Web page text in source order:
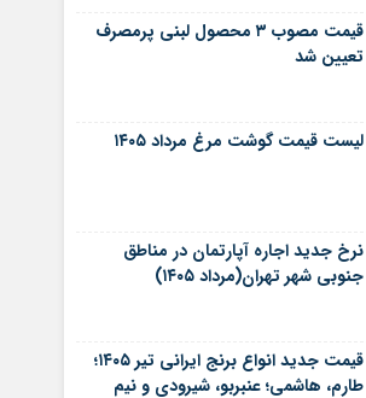
قیمت مصوب ۳ محصول لبنی پرمصرف
تعیین شد
لیست قیمت گوشت مرغ مرداد ۱۴۰۵
نرخ جدید اجاره آپارتمان در مناطق
جنوبی شهر تهران(مرداد ۱۴۰۵)
قیمت جدید انواع برنج ایرانی تیر ۱۴۰۵؛
طارم، هاشمی؛ عنبربو، شیرودی و نیم